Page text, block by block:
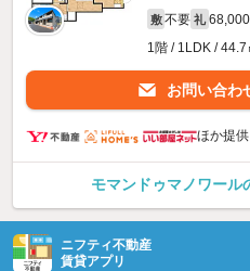
敷 不要 礼
1階 / 1LDK / 44.7
お問い合わ
ほか提供
モマンドゥマノワール
ニフティ不動産
賃貸アプリ